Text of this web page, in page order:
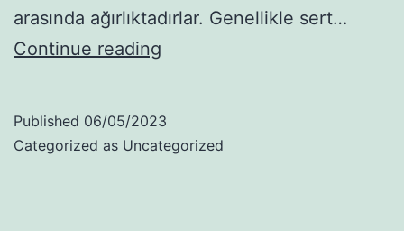
arasında ağırlıktadırlar. Genellikle sert…
Continue reading
Published 06/05/2023
Categorized as Uncategorized